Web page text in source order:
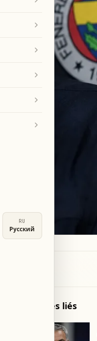
Articles liés
RU
Русский